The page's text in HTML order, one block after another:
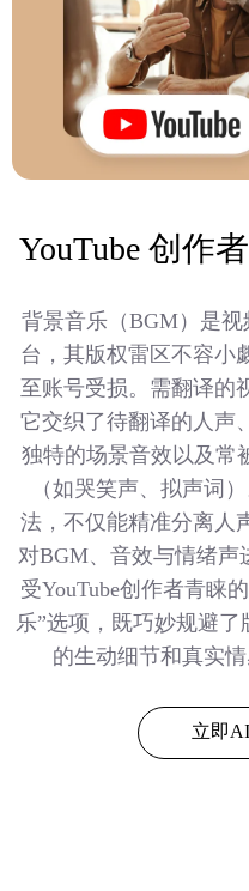
YouTube 创作
背景音乐（BGM）是视
台，其版权雷区不容小
至账号受损。需翻译的
它交织了待翻译的人声
独特的场景音效以及常
（如哭笑声、拟声词
法，不仅能精准分离人
对BGM、音效与情绪声
受YouTube创作者青睐
乐”选项，既巧妙规避
的生动细节和真实
立即